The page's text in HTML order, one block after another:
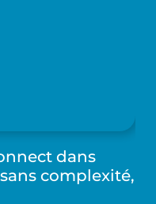
dans
complexité,